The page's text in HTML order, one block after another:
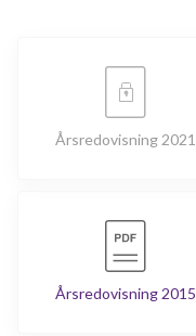
Årsredovisning 2021
Årsredovisning 2015